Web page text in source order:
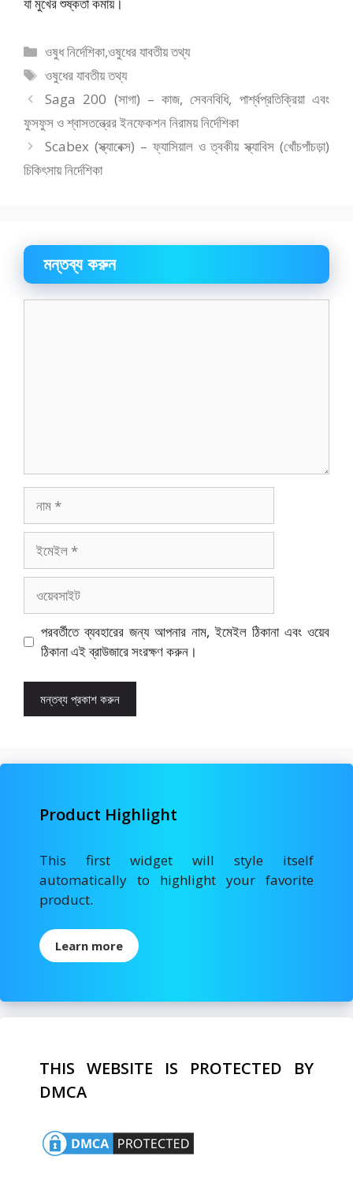
বিভাগ
সমূহ
ওষুধ নির্দেশিকা,ওষুধের যাবতীয় তথ্য
ট্যাগ
সমূহ
ওষুধের যাবতীয় তথ্য
Saga 200 (সাগা) – কাজ, সেবনবিধি, পার্শ্বপ্রতিক্রিয়া এবং
ফুসফুস ও শ্বাসতন্ত্রের ইনফেকশন নিরাময় নির্দেশিকা
Scabex (স্ক্যাবেক্স) – ফ্যাসিয়াল ও ত্বকীয় স্ক্যাবিস (খোঁচপাঁচড়া)
চিকিৎসায় নির্দেশিকা
মন্তব্য করুন
ইমেইল
পরবর্তীতে ব্যবহারের জন্য আপনার নাম, ইমেইল ঠিকানা এবং ওয়েব
ঠিকানা এই ব্রাউজারে সংরক্ষণ করুন।
Product Highlight
This first widget will style itself
automatically to highlight your favorite
product.
Learn more
THIS WEBSITE IS PROTECTED BY
DMCA